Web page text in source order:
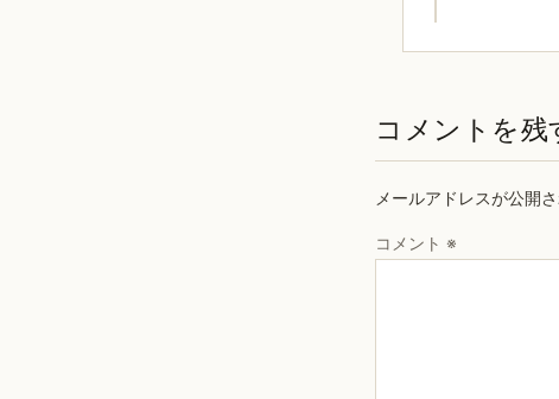
コメントを残
メールアドレスが公開
コメント ※